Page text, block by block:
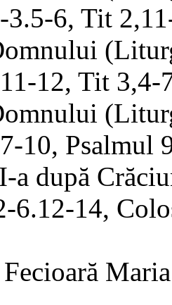
3.5-6, Tit
12, Tit 3,4-
10, Psalmul
a după
6.12-14,
Fecioară